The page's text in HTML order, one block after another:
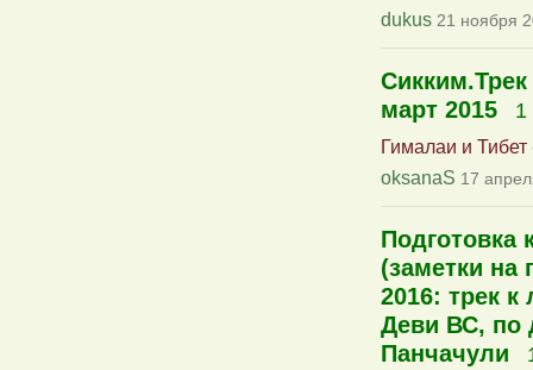
dukus 21 ноября
март 2015
1
Гималаи и Тибет
oksanaS 17
Подготовка
(заметки на
2016: трек
Деви ВС, по
Панчачули